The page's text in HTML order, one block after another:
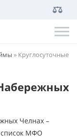
» Круглосуточные
Челнах –
МФО